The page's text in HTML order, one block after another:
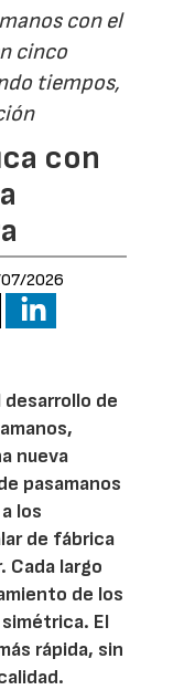
con el
cinco
tiempos,
con
2026
de
nueva
pasamanos
los
de fábrica
Cada largo
de los
El
rápida, sin